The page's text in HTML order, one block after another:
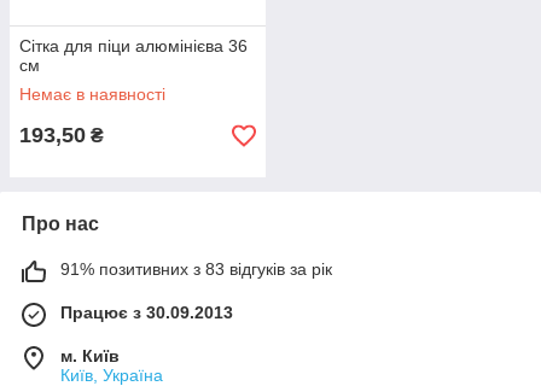
Сітка для піци алюмінієва 36
см
Немає в наявності
193,50 ₴
Про нас
91% позитивних з 83 відгуків за рік
Працює з 30.09.2013
м. Київ
Київ, Україна